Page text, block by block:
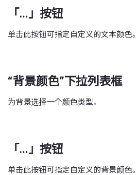
「...」按钮
单击此按钮可指定自定义的文本颜色。
“背景颜色”下拉列表框
为背景选择一个颜色类型。
「...」按钮
单击此按钮可指定自定义的背景颜色。